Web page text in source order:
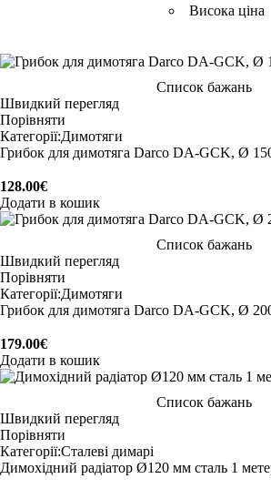
Висока ціна
Список бажань
Швидкий перегляд
Порівняти
Категорії:Димотяги
Грибок для димотяга Darco DA-GCK, Ø
128.00€
Додати в кошик
Список бажань
Швидкий перегляд
Порівняти
Категорії:Димотяги
Грибок для димотяга Darco DA-GCK, Ø
179.00€
Додати в кошик
Список бажань
Швидкий перегляд
Порівняти
Категорії:Сталеві димарі
Димохідний радіатор Ø120 мм сталь 1